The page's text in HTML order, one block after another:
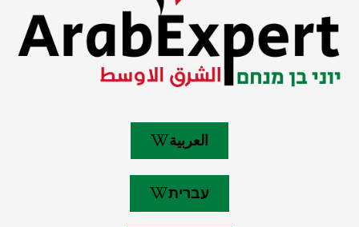
العربية
עברית